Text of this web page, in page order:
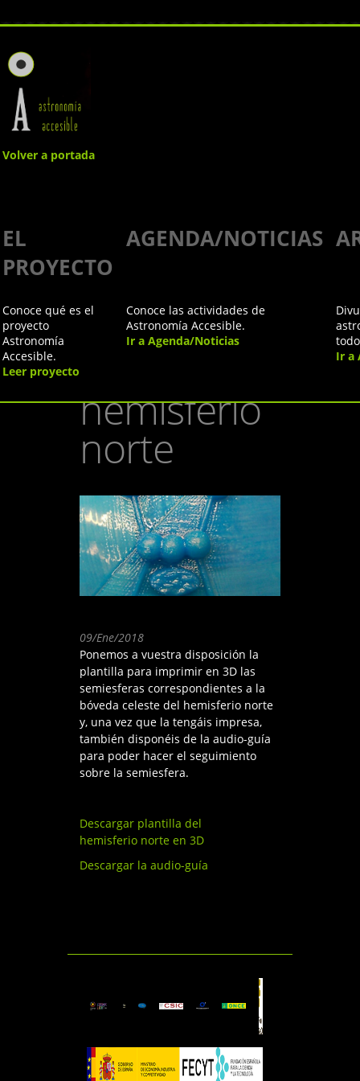
Volver a portada
EL
PROYECTO
AGENDA/NOTICIAS
Conoce qué es el
proyecto
Astronomía
Accesible.
Leer proyecto
Conoce las actividades de
Astronomía Accesible.
Ir a Agenda/Noticias
Ir a
Haz tú
mismo
nuestro
taller táctil
hemisferio
norte
09/Ene/2018
Ponemos a vuestra disposición la
plantilla para imprimir en 3D las
semiesferas correspondientes a la
bóveda celeste del hemisferio norte
y, una vez que la tengáis impresa,
también disponéis de la audio-guía
para poder hacer el seguimiento
sobre la semiesfera.
Descargar plantilla del
hemisferio norte en 3D
Descargar la audio-guía